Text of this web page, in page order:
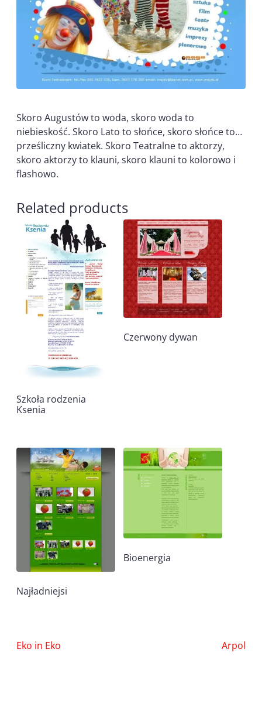
Skoro Augustów to woda, skoro woda to
niebieskość. Skoro Lato to słońce, skoro słońce to…
prześliczny kwiatek. Skoro Teatralne to aktorzy,
skoro aktorzy to klauni, skoro klauni to kolorowo i
flashowo.
Related products
Szkoła rodzenia
Ksenia
Czerwony dywan
Najładniejsi
Bioenergia
Nawigacja
Eko in Eko Arpol